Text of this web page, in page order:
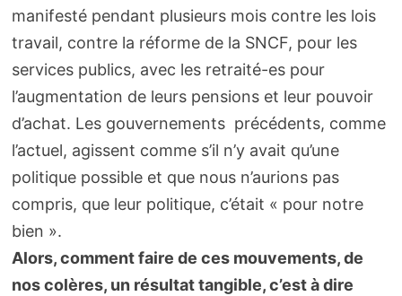
manifesté pendant plusieurs mois contre les lois
travail, contre la réforme de la SNCF, pour les
services publics, avec les retraité-es pour
l’augmentation de leurs pensions et leur pouvoir
d’achat. Les gouvernements précédents, comme
l’actuel, agissent comme s’il n’y avait qu’une
politique possible et que nous n’aurions pas
compris, que leur politique, c’était « pour notre
bien ».
Alors, comment faire de ces mouvements, de
nos colères, un résultat tangible, c’est à dire